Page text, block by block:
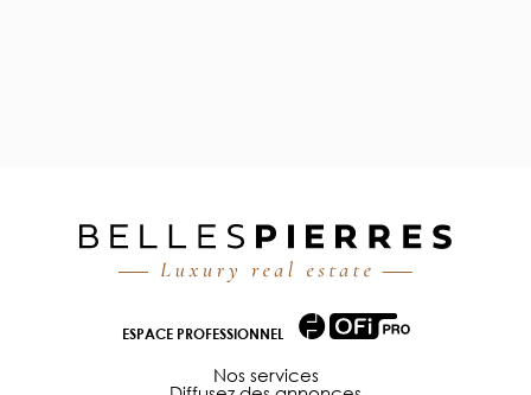
ESPACE PROFESSIONNEL
Nos services